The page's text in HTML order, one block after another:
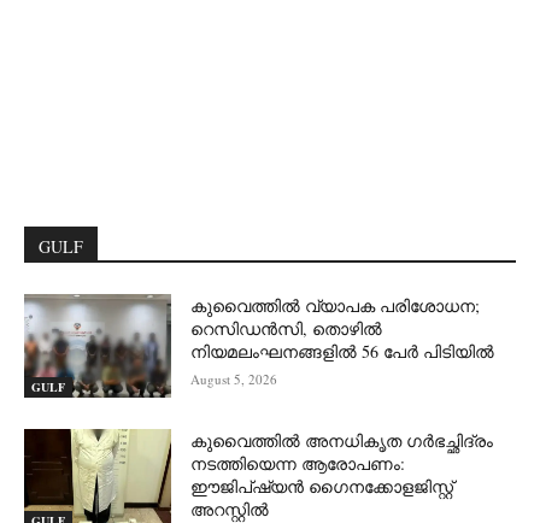
GULF
GULF
കുവൈത്തിൽ വ്യാപക പരിശോധന;
റെസിഡൻസി, തൊഴിൽ
നിയമലംഘനങ്ങളിൽ 56 പേർ പിടിയിൽ
August 5, 2026
കുവൈത്തിൽ അനധികൃത ഗർഭച്ഛിദ്രം
നടത്തിയെന്ന ആരോപണം:
ഈജിപ്ഷ്യൻ ഗൈനക്കോളജിസ്റ്റ്
അറസ്റ്റിൽ